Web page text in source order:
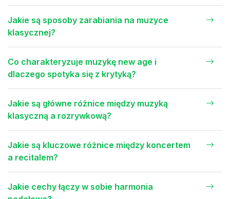
Jakie są sposoby zarabiania na muzyce
klasycznej?
Co charakteryzuje muzykę new age i
dlaczego spotyka się z krytyką?
Jakie są główne różnice między muzyką
klasyczną a rozrywkową?
Jakie są kluczowe różnice między koncertem
a recitalem?
Jakie cechy łączy w sobie harmonia